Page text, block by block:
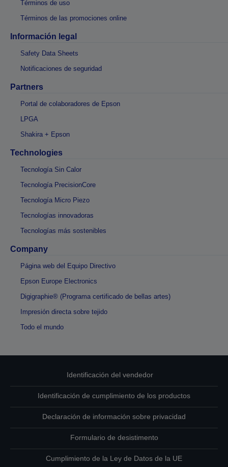
Términos de uso
Términos de las promociones online
Información legal
Safety Data Sheets
Notificaciones de seguridad
Partners
Portal de colaboradores de Epson
LPGA
Shakira + Epson
Technologies
Tecnología Sin Calor
Tecnología PrecisionCore
Tecnología Micro Piezo
Tecnologías innovadoras
Tecnologías más sostenibles
Company
Página web del Equipo Directivo
Epson Europe Electronics
Digigraphie® (Programa certificado de bellas artes)
Impresión directa sobre tejido
Todo el mundo
Identificación del vendedor
Identificación de cumplimiento de los productos
Declaración de información sobre privacidad
Formulario de desistimento
Cumplimiento de la Ley de Datos de la UE